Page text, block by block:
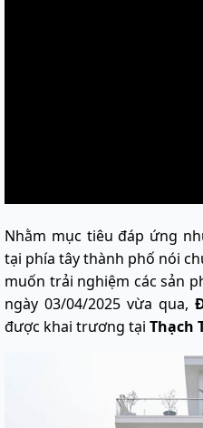
Nhằm mục tiêu đáp ứng
tại phía tây thành phố nói
muốn trải nghiệm các sản
ngày 03/04/2025 vừa qua,
được khai trương tại Thạch